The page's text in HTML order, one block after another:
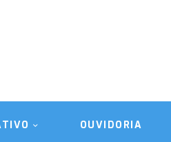
OUVIDORIA